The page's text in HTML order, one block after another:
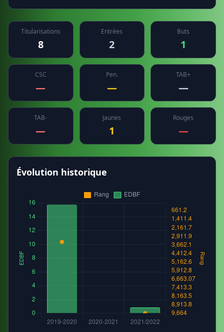
Titularisations
8
Entrées
2
Buts
1
CSC
—
Pen.
—
TAB+
—
TAB-
—
Jaunes
1
Rouges
—
Évolution historique